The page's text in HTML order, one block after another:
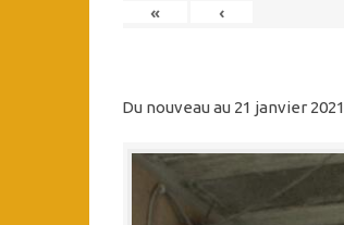
« ‹
Du nouveau au 21 janvier 2021